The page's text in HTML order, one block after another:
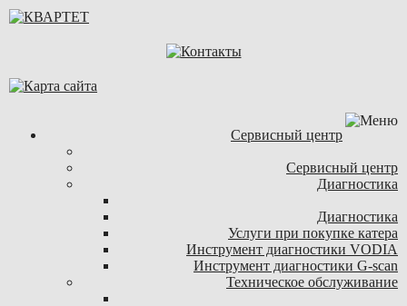
Сервисный центр
Сервисный центр
Диагностика
Диагностика
Услуги при покупке катера
Инструмент диагностики VODIA
Инструмент диагностики G-scan
Техническое обслуживание